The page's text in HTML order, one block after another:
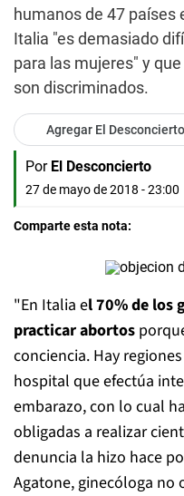
humanos de 47 países
Italia "es demasiado
para las mujeres" y
son discriminados.
Agregar El
Por El Desconcierto
27 de mayo de 2018 - 23:00
Comparte esta nota:
"En Italia el 70% de los
practicar abortos
conciencia. Hay
hospital que efectúa
embarazo, con lo cual
obligadas a realizar
denuncia la hizo hace
Agatone, ginecóloga no